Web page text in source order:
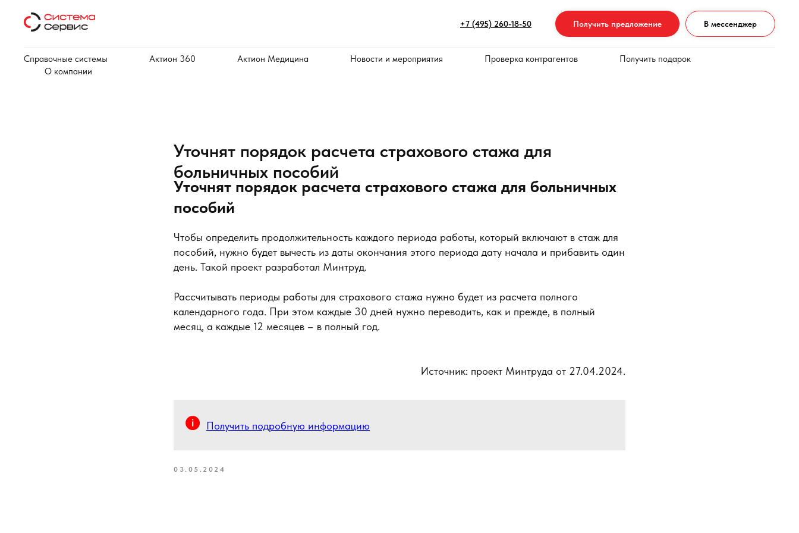
+7 (495) 260-18-50 Получить предложение В мессенджер
Справочные системы Актион 360 Актион Медицина Новости и мероприятия Проверка контрагентов
Получить подарок
О компании
Уточнят порядок расчета страхового стажа для
больничных пособий
Уточнят порядок расчета страхового стажа для больничных
пособий
Чтобы определить продолжительность каждого периода работы, который включают в стаж для
пособий, нужно будет вычесть из даты окончания этого периода дату начала и прибавить один
день. Такой проект разработал Минтруд.
Рассчитывать периоды работы для страхового стажа нужно будет из расчета полного
календарного года. При этом каждые 30 дней нужно переводить, как и прежде, в полный
месяц, а каждые 12 месяцев – в полный год.
Источник: проект Минтруда от 27.04.2024.
Получить подробную информацию
03.05.2024